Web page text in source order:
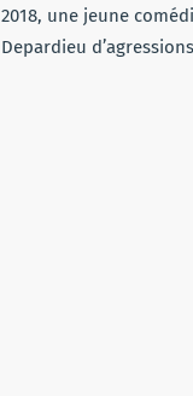
2018, une jeune
Depardieu